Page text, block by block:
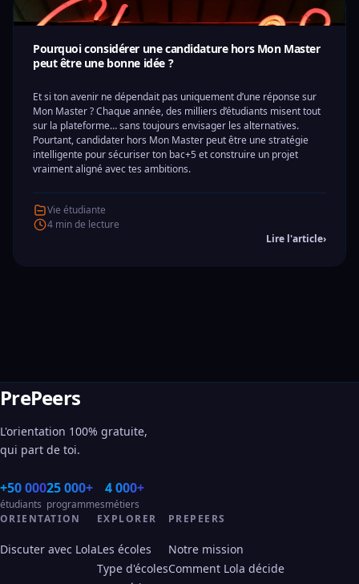
Pourquoi considérer une candidature hors Mon Master
peut être une bonne idée ?
Et si ton avenir ne dépendait pas uniquement d’une réponse sur
Mon Master ? Chaque année, des milliers d’étudiants misent tout
sur la plateforme… sans toujours envisager les alternatives.
Pourtant, candidater hors Mon Master peut être une stratégie
intelligente pour sécuriser ton bac+5 et construire un projet
vraiment aligné avec tes ambitions.
Vie étudiante
4 min de lecture
Lire l'article›
PrePeers
L'orientation 100% gratuite,
qui part de toi.
+50 000
étudiants
25 000+
programmes
4 000+
métiers
ORIENTATION
Discuter avec Lola
EXPLORER
Les écoles
Type d'écoles
PREPEERS
Notre mission
Comment Lola décide